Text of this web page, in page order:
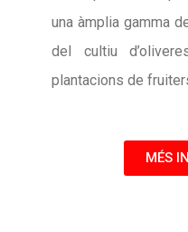
una àmplia gamma
del cultiu
plantacions de
MÉS